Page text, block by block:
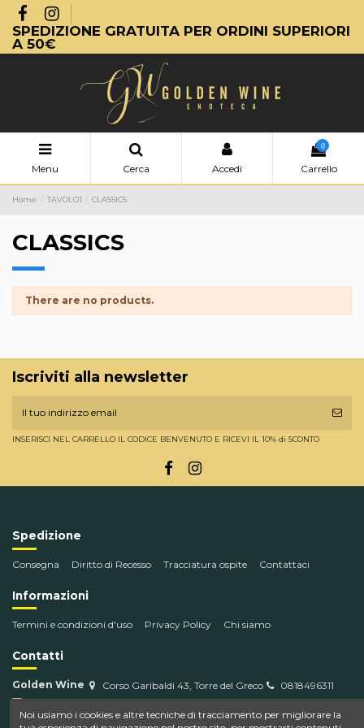
SPEDIZIONE GRATUITA PER ORDINI SUPERIORI
A 50€
Menu Cerca Accedi
0
Carrello
Home TAVOLO1 CLASSICS
CLASSICS
There are no products.
Iscriviti alla newsletter
INSERISCI NEL CARRELLO IL CODICE BENVENUTO E RICEVI IL 10% di SCONTO
Spedizione
Consegna Diritto di Recesso Tracciatura ospite Contattaci
Informazioni
Termini e condizioni d'uso Privacy Policy Chi siamo
Contatti
Golden Wine Corso Garibaldi 43, Torre del Greco
0818496311
info@goldenwine.com
Noi usiamo i cookies e altre tecniche di tracciamento per migliorare la